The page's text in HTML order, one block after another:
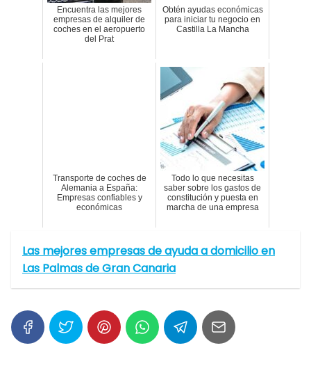
Encuentra las mejores
empresas de alquiler de
coches en el aeropuerto
del Prat
Obtén ayudas económicas
para iniciar tu negocio en
Castilla La Mancha
Transporte de coches de
Alemania a España:
Empresas confiables y
económicas
Todo lo que necesitas
saber sobre los gastos de
constitución y puesta en
marcha de una empresa
Las mejores empresas de ayuda a domicilio en
Las Palmas de Gran Canaria